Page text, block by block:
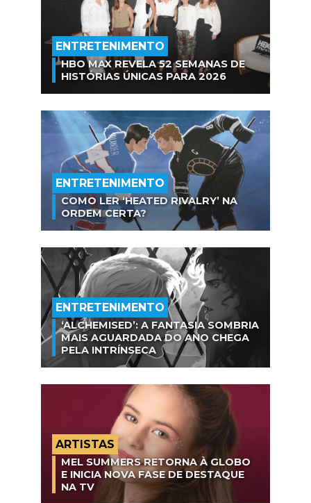
ENTRETENIMENTO
HBO MAX REVELA 52 SEMANAS DE
HISTÓRIAS ÚNICAS PARA 2026
ENTRETENIMENTO
COMO LER ‘HEATED RIVALRY’ NA
ORDEM CERTA?
ENTRETENIMENTO
‘ALCHEMISED’: A FANTASIA SOMBRIA
MAIS AGUARDADA DO ANO CHEGA
PELA INTRÍNSECA
ARTISTAS
MEL SUMMERS RETORNA À GLOBO
E INICIA NOVA FASE DE DESTAQUE
NA TV